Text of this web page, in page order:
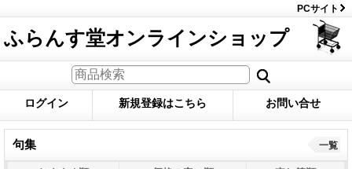
PCサイト
ふらんす堂オンラインショップ
ログイン 新規登録はこちら お問い合せ
句集 一覧